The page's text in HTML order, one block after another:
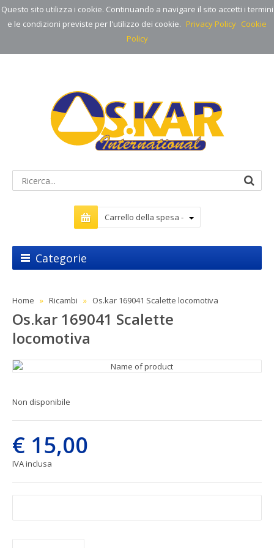
Questo sito utilizza i cookie. Continuando a navigare il sito accetti i termini
e le condizioni previste per l'utilizzo dei cookie. Privacy Policy Cookie
Policy
Carrello della spesa -
Categorie
Home Ricambi Os.kar 169041 Scalette locomotiva
Os.kar 169041 Scalette
locomotiva
Non disponibile
€ 15,00
IVA inclusa